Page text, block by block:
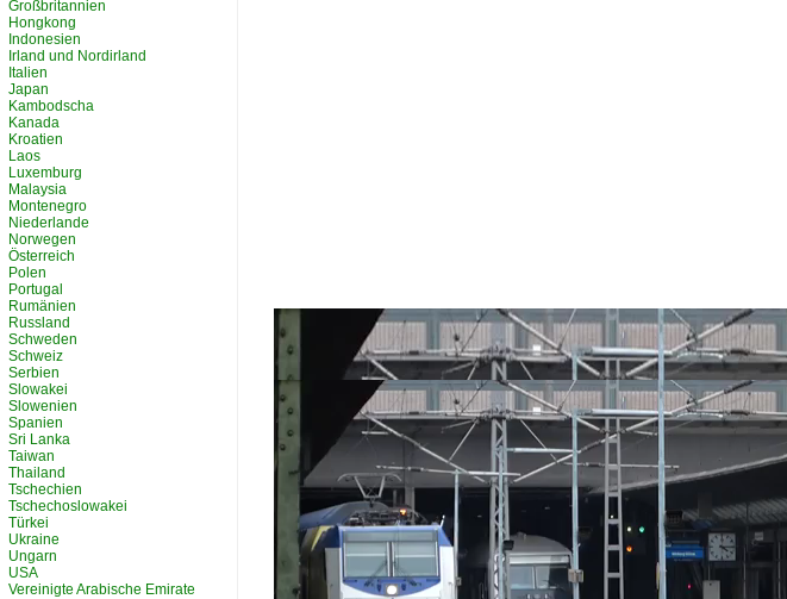
Großbritannien
Hongkong
Indonesien
Irland und Nordirland
Italien
Japan
Kambodscha
Kanada
Kroatien
Laos
Luxemburg
Malaysia
Montenegro
Niederlande
Norwegen
Österreich
Polen
Portugal
Rumänien
Russland
Schweden
Schweiz
Serbien
Slowakei
Slowenien
Spanien
Sri Lanka
Taiwan
Thailand
Tschechien
Tschechoslowakei
Türkei
Ukraine
Ungarn
USA
Vereinigte Arabische Emirate